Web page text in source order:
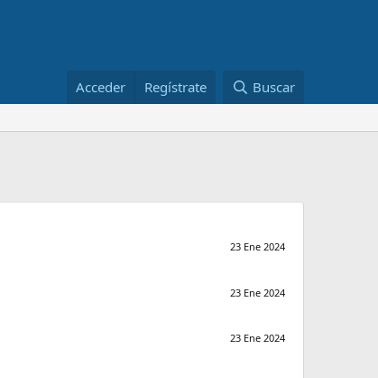
Acceder Regístrate Buscar
23 Ene 2024
23 Ene 2024
23 Ene 2024